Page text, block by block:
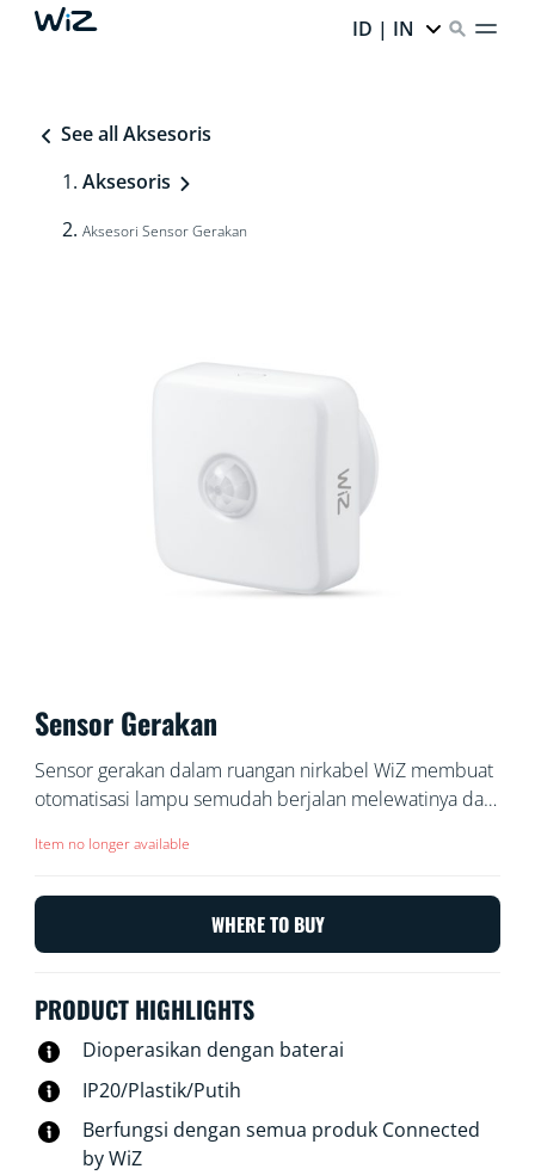
ID | IN
See all Aksesoris
Aksesoris
Aksesori Sensor Gerakan
Sensor Gerakan
Sensor gerakan dalam ruangan nirkabel WiZ membuat
otomatisasi lampu semudah berjalan melewatinya dan
yang termasuk baterai, di pintu masuk atau lorong dan
pengaturan yang Anda inginkan pada waktu tertentu.
Item no longer available
WHERE TO BUY
PRODUCT HIGHLIGHTS
Dioperasikan dengan baterai
IP20/Plastik/Putih
Berfungsi dengan semua produk Connected
by WiZ